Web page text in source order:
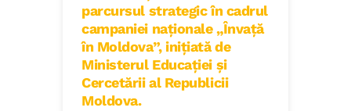
parcursul strategic în cadrul
campaniei naționale „Învață
în Moldova”, inițiată de
Ministerul Educației și
Cercetării al Republicii
Moldova.